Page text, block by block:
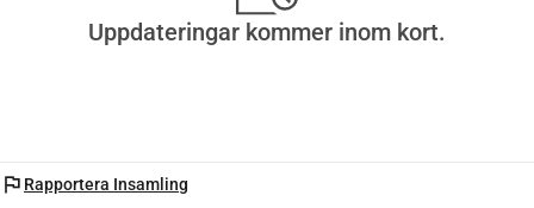
Uppdateringar kommer inom kort.
flag Rapportera Insamling